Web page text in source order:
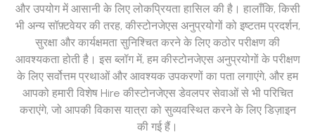
और उपयोग में आसानी के लिए लोकप्रियता हासिल की है। हालाँकि, किसी
भी अन्य सॉफ़्टवेयर की तरह, कीस्टोनजेएस अनुप्रयोगों को इष्टतम प्रदर्शन,
सुरक्षा और कार्यक्षमता सुनिश्चित करने के लिए कठोर परीक्षण की
आवश्यकता होती है। इस ब्लॉग में, हम कीस्टोनजेएस अनुप्रयोगों के परीक्षण
के लिए सर्वोत्तम प्रथाओं और आवश्यक उपकरणों का पता लगाएंगे, और हम
आपको हमारी विशेष Hire कीस्टोनजेएस डेवलपर सेवाओं से भी परिचित
कराएंगे, जो आपकी विकास यात्रा को सुव्यवस्थित करने के लिए डिज़ाइन
की गई हैं।